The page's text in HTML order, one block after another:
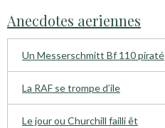
Anecdotes aeriennes
Un Messerschmitt Bf 110 piraté
La RAF se trompe d’ile
Le jour ou Churchill failli êt